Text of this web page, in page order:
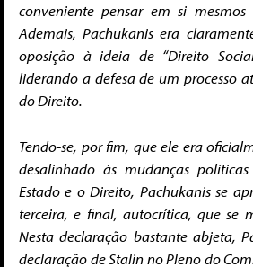
conveniente pensar em si
Ademais, Pachukanis era
oposição à ideia de “Direito
liderando a defesa de um processo
do Direito.
Tendo-se, por fim, que ele era
desalinhado às mudanças
Estado e o Direito, Pachukanis se
terceira, e final, autocrítica, que se
Nesta declaração bastante abjeta,
declaração de Stalin no Pleno do